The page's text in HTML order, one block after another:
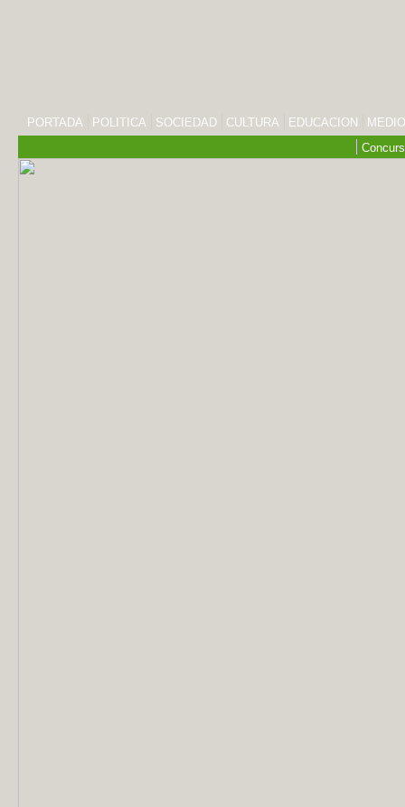
PORTADA POLITICA SOCIEDAD CULTURA EDUCACION